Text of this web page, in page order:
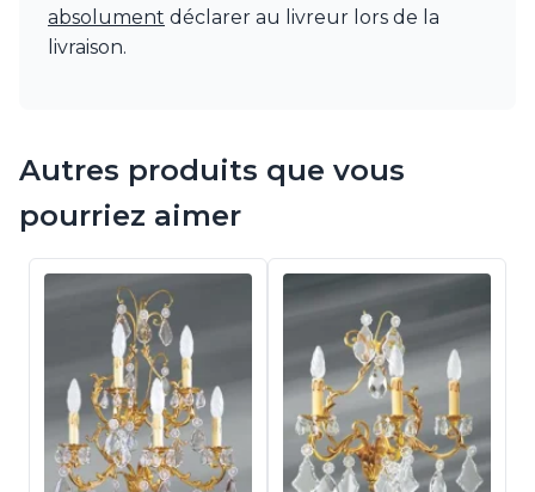
absolument déclarer au livreur lors de la
livraison.
Autres produits que vous
pourriez aimer